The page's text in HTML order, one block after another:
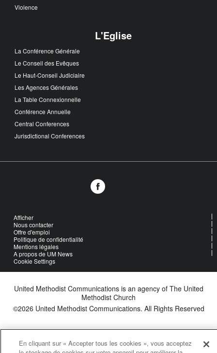
Violence
L'Eglise
La Conférence Générale
Le Conseil des Evêques
Le Haut-Conseil Judiciaire
Les Agences Générales
La Table Connexionnelle
Conférence Annuelle
Central Conferences
Jurisdictional Conferences
Afficher
Nous contacter
Offre d'emploi
Politique de confidentialité
Mentions légales
A propos de UM News
Cookie Settings
United Methodist Communications is an agency of The United
Methodist Church
©2026 United Methodist Communications. All Rights Reserved
En cliquant sur « Accepter tous les cookies », vous acceptez